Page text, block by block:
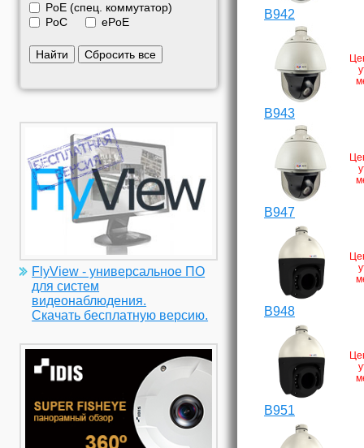
PoE (спец. коммутатор)
PoC
ePoE
Найти Сбросить все
FlyView - универсальное ПО
для систем
видеонаблюдения.
Скачать бесплатную версию.
B942
B943
B947
B948
B951